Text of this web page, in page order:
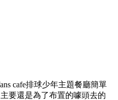
cafe排球少年主題餐廳簡單
要還是為了布置的噱頭去的